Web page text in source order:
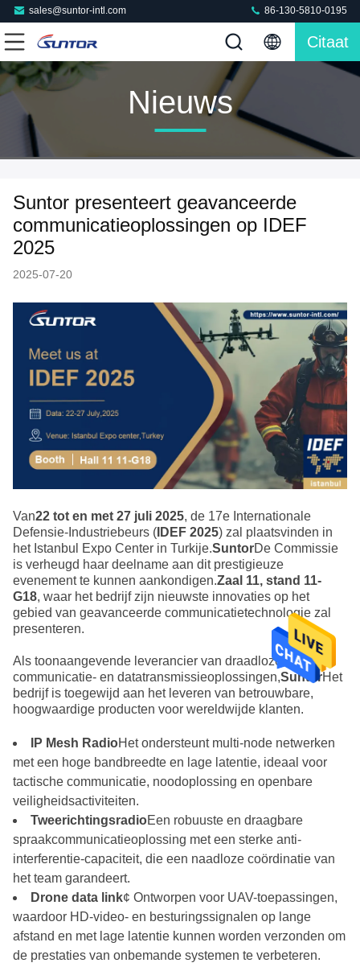
sales@suntor-intl.com 86-130-5810-0195
Citaat
Nieuws
Suntor presenteert geavanceerde
communicatieoplossingen op IDEF
2025
2025-07-20
Van22 tot en met 27 juli 2025, de 17e Internationale
Defensie-Industriebeurs ( IDEF 2025) zal plaatsvinden in
het Istanbul Expo Center in Turkije.SuntorDe Commissie
is verheugd haar deelname aan dit prestigieuze
evenement te kunnen aankondigen.Zaal 11, stand 11-
G18, waar het bedrijf zijn nieuwste innovaties op het
gebied van geavanceerde communicatietechnologie zal
presenteren.
Als toonaangevende leverancier van draadloze
communicatie- en datatransmissieoplossingen,SuntorHet
bedrijf is toegewijd aan het leveren van betrouwbare,
hoogwaardige producten voor wereldwijde klanten.
IP Mesh RadioHet ondersteunt multi-node netwerken
met een hoge bandbreedte en lage latentie, ideaal voor
tactische communicatie, noodoplossing en openbare
veiligheidsactiviteiten.
TweerichtingsradioEen robuuste en draagbare
spraakcommunicatieoplossing met een sterke anti-
interferentie-capaciteit, die een naadloze coördinatie van
het team garandeert.
Drone data link¢ Ontworpen voor UAV-toepassingen,
waardoor HD-video- en besturingssignalen op lange
afstand en met lage latentie kunnen worden verzonden om
de prestaties van onbemande systemen te verbeteren.